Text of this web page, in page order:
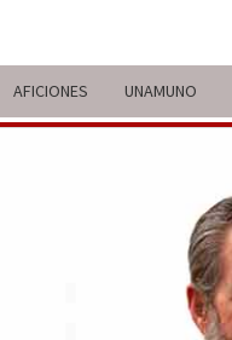
AFICIONES UNAMUNO